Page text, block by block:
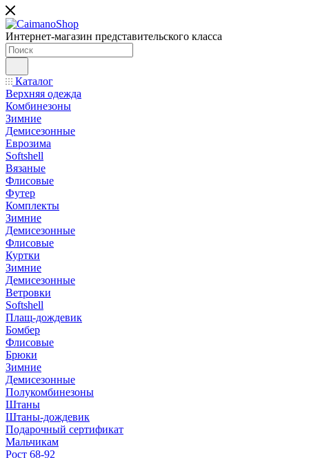
Интернет-магазин представительского класса
Каталог
Верхняя одежда
Комбинезоны
Зимние
Демисезонные
Еврозима
Softshell
Вязаные
Флисовые
Футер
Комплекты
Зимние
Демисезонные
Флисовые
Куртки
Зимние
Демисезонные
Ветровки
Softshell
Плащ-дождевик
Бомбер
Флисовые
Брюки
Зимние
Демисезонные
Полукомбинезоны
Штаны
Штаны-дождевик
Подарочный сертификат
Мальчикам
Рост 68-92